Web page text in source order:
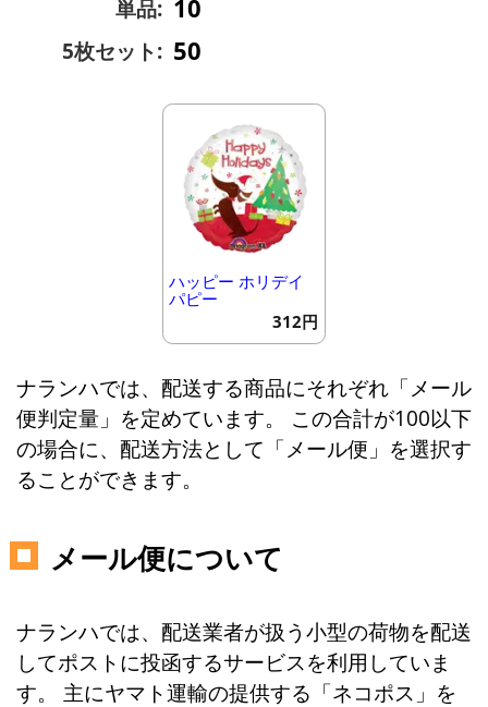
単品: 10
5枚セット: 50
ハッピー ホリデイ
パピー
312円
ナランハでは、配送する商品にそれぞれ「メール
便判定量」を定めています。 この合計が100以下
の場合に、配送方法として「メール便」を選択す
ることができます。
メール便について
ナランハでは、配送業者が扱う小型の荷物を配送
してポストに投函するサービスを利用していま
す。 主にヤマト運輸の提供する「ネコポス」を